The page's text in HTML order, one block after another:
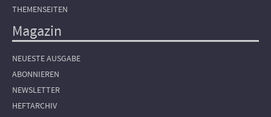
THEMENSEITEN
Magazin
NEUESTE AUSGABE
ABONNIEREN
NEWSLETTER
HEFTARCHIV